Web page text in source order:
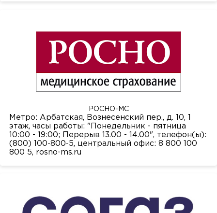
РОСНО-МС
Метро: Арбатская, Вознесенский пер., д. 10, 1
этаж, часы работы: "Понедельник - пятница
10:00 - 19:00; Перерыв 13.00 - 14.00", телефон(ы):
(800) 100-800-5, центральный офис: 8 800 100
800 5, rosno-ms.ru